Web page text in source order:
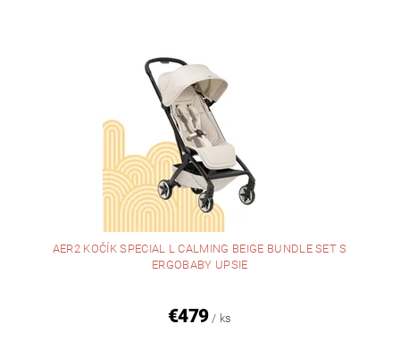
AER2 KOČÍK SPECIAL L CALMING BEIGE BUNDLE SET S
ERGOBABY UPSIE
€479 / ks